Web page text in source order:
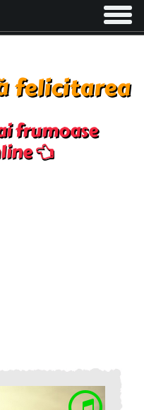
Toggle
felicitarea
frumoase